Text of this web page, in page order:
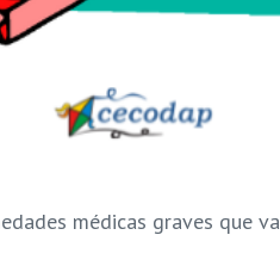
médicas graves que